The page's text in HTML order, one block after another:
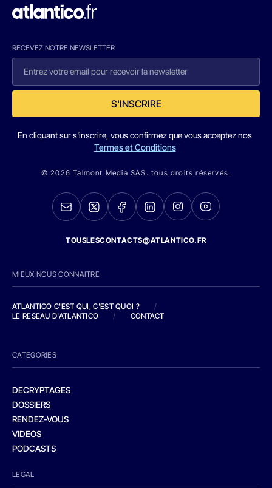
RECEVEZ NOTRE NEWSLETTER
S'INSCRIRE
En cliquant sur s'inscrire, vous confirmez que vous acceptez nos
Termes et Conditions
© 2026 Talmont Media SAS. tous droits réservés.
TOUSLESCONTACTS@ATLANTICO.FR
MIEUX NOUS CONNAITRE
ATLANTICO C'EST QUI, C'EST QUOI ?
/
LE RESEAU D'ATLANTICO
/ CONTACT
CATEGORIES
DECRYPTAGES
DOSSIERS
RENDEZ-VOUS
VIDEOS
PODCASTS
LEGAL